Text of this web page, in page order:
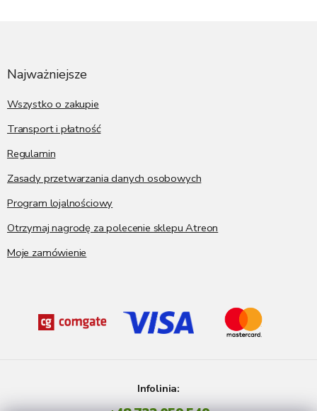
Najważniejsze
Wszystko o zakupie
Transport i płatność
Regulamin
Zasady przetwarzania danych osobowych
Program lojalnościowy
Otrzymaj nagrodę za polecenie sklepu Atreon
Moje zamówienie
Infolinia: